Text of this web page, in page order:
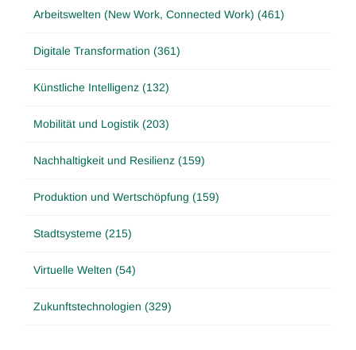
Arbeitswelten (New Work, Connected Work) (461)
Digitale Transformation (361)
Künstliche Intelligenz (132)
Mobilität und Logistik (203)
Nachhaltigkeit und Resilienz (159)
Produktion und Wertschöpfung (159)
Stadtsysteme (215)
Virtuelle Welten (54)
Zukunftstechnologien (329)